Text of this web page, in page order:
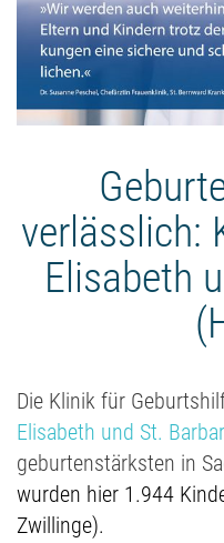
verlässlich:
Elisabeth
Die Klinik für
Elisabeth und St.
geburtenstärksten in
wurden hier 1.944
Zwillinge).